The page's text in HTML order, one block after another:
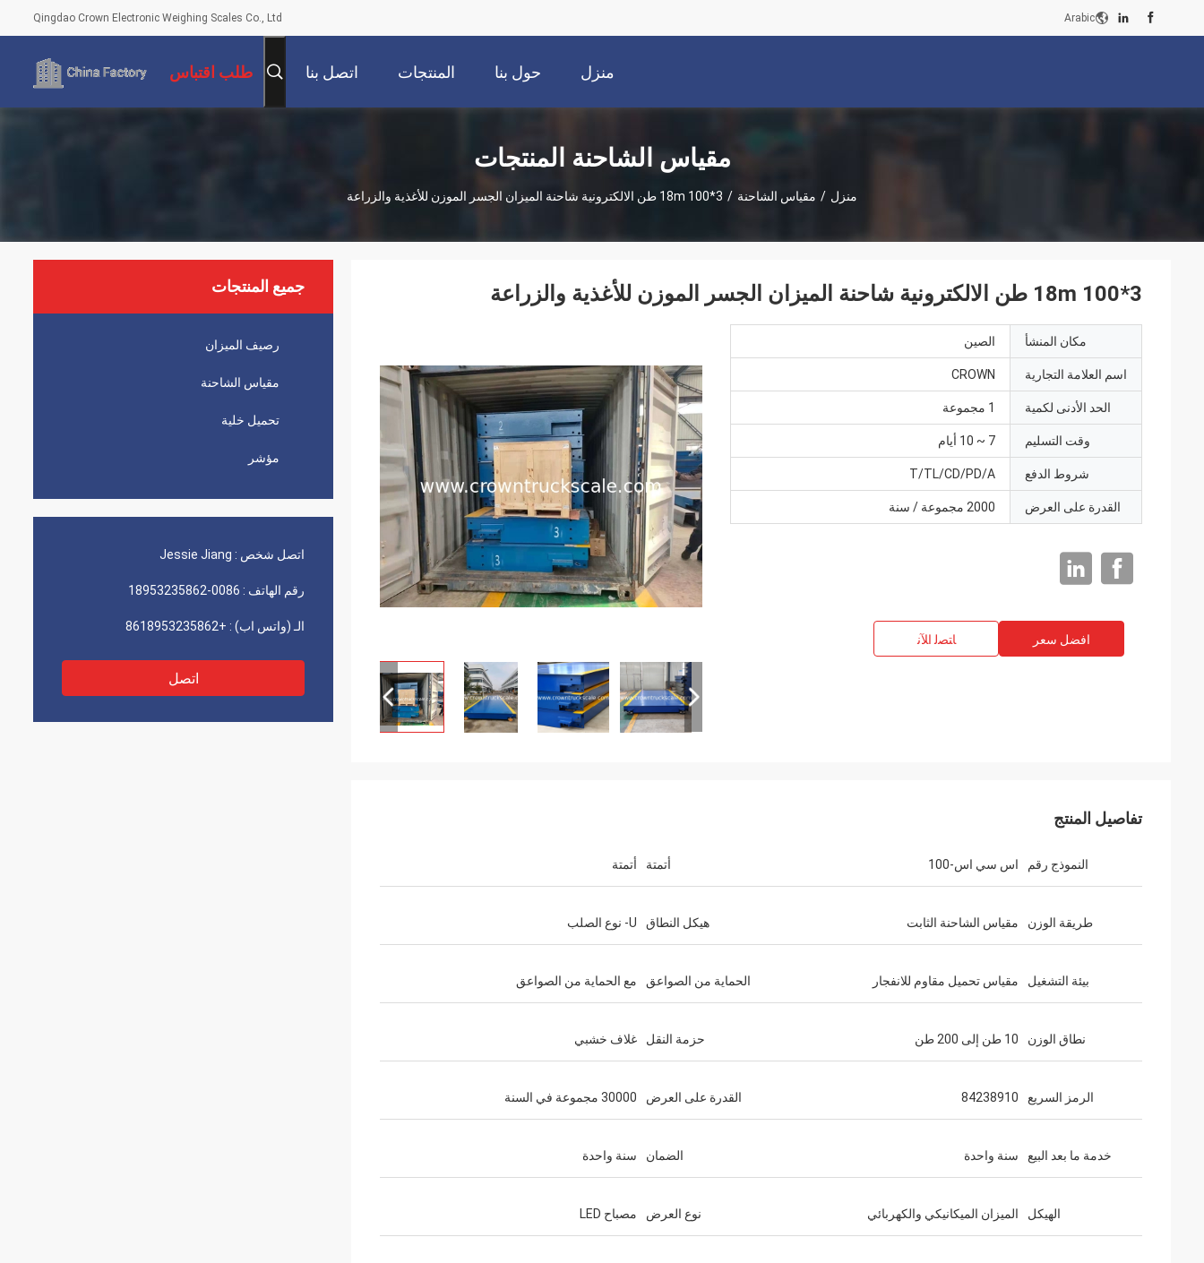
Qingdao Crown Electronic Weighing Scales Co., Ltd Arabic
منزل حول بنا المنتجات اتصل بنا طلب اقتباس
مقياس الشاحنة المنتجات
منزل / مقياس الشاحنة / 3*18m 100 طن الالكترونية شاحنة الميزان الجسر الموزن للأغذية والزراعة
جميع المنتجات
رصيف الميزان
مقياس الشاحنة
تحميل خلية
مؤشر
اتصل شخص : Jessie Jiang
رقم الهاتف : 0086-18953235862
الـ (واتس اب) : +8618953235862
اتصل
3*18m 100 طن الالكترونية شاحنة الميزان الجسر الموزن للأغذية والزراعة
مكان المنشأ الصين
اسم العلامة التجارية CROWN
الحد الأدنى لكمية 1 مجموعة
وقت التسليم 7 ~ 10 أيام
شروط الدفع T/TL/CD/PD/A
القدرة على العرض 2000 مجموعة / سنة
افضل سعر ﺎﺘﺼﻟ ﺍﻶﻧ
تفاصيل المنتج
النموذج رقم اس سي اس-100 أتمتة أتمتة
طريقة الوزن مقياس الشاحنة الثابت هيكل النطاق U- نوع الصلب
بيئة التشغيل مقياس تحميل مقاوم للانفجار الحماية من الصواعق مع الحماية من الصواعق
نطاق الوزن 10 طن إلى 200 طن حزمة النقل غلاف خشبي
الرمز السريع 84238910 القدرة على العرض 30000 مجموعة في السنة
خدمة ما بعد البيع سنة واحدة الضمان سنة واحدة
الهيكل الميزان الميكانيكي والكهربائي نوع العرض مصباح LED